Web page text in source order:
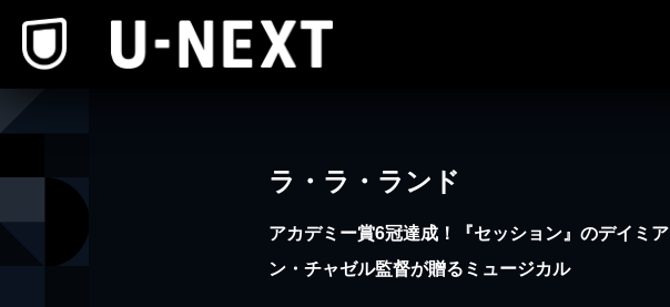
ラ・ラ・ランド
アカデミー賞6冠達成！『セッション』のデイミア
ン・チャゼル監督が贈るミュージカル